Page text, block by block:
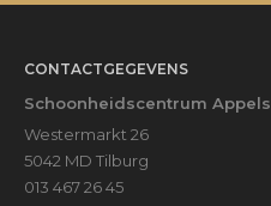
CONTACTGEGEVENS
Schoonheidscentrum Appels
Westermarkt 26
5042 MD Tilburg
013 467 26 45